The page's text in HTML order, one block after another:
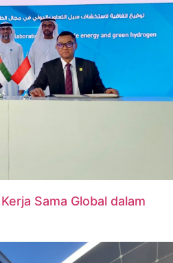
Sama Global dalam